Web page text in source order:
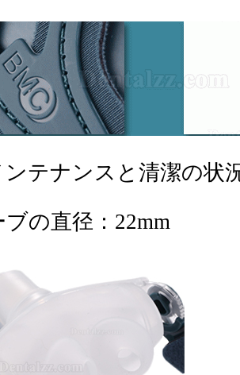
ンテナンスと清潔の状
の直径：22mm